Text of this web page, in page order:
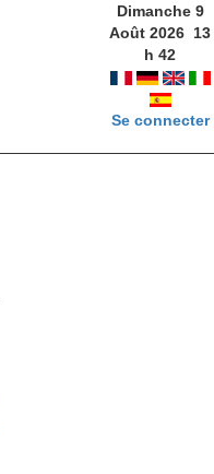
Dimanche 9
Août 2026 13
h42
Se connecter